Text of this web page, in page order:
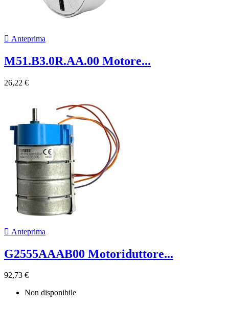
 Anteprima
M51.B3.0R.AA.00 Motore...
26,22 €
 Anteprima
G2555AAAB00 Motoriduttore...
92,73 €
Non disponibile